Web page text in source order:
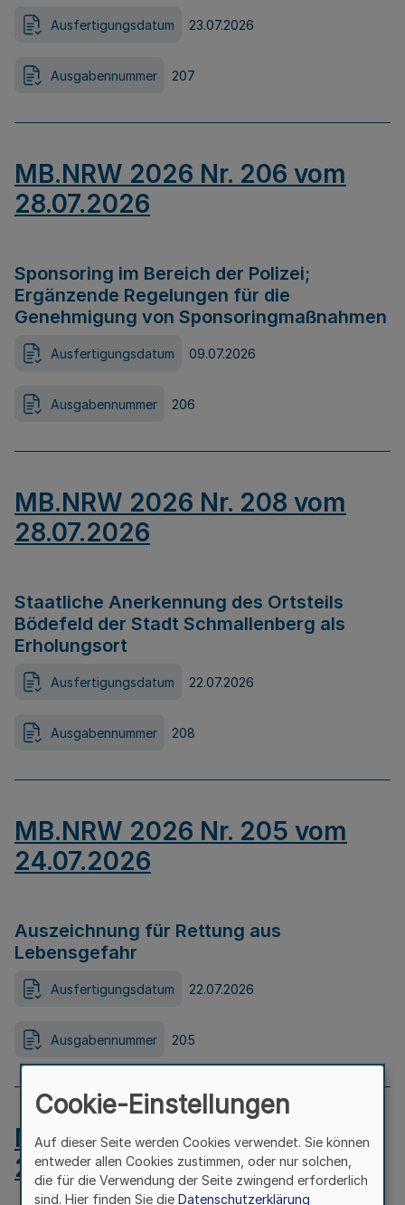
Ausfertigungsdatum 23.07.2026
Ausgabennummer 207
MB.NRW 2026 Nr. 206 vom
28.07.2026
Sponsoring im Bereich der Polizei;
Ergänzende Regelungen für die
Genehmigung von Sponsoringmaßnahmen
Ausfertigungsdatum 09.07.2026
Ausgabennummer 206
MB.NRW 2026 Nr. 208 vom
28.07.2026
Staatliche Anerkennung des Ortsteils
Bödefeld der Stadt Schmallenberg als
Erholungsort
Ausfertigungsdatum 22.07.2026
Ausgabennummer 208
MB.NRW 2026 Nr. 205 vom
24.07.2026
Auszeichnung für Rettung aus
Lebensgefahr
Ausfertigungsdatum 22.07.2026
Ausgabennummer 205
MB.NRW 2026 Nr. 204 vom
24.07.2026
Cookie-Einstellungen
Auf dieser Seite werden Cookies verwendet. Sie können
entweder allen Cookies zustimmen, oder nur solchen,
die für die Verwendung der Seite zwingend erforderlich
sind. Hier finden Sie die Datenschutzerklärung